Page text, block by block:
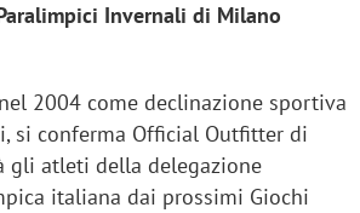
Invernali di Milano
2004 come declinazione sportiva
si conferma Official Outfitter di
gli atleti della delegazione
italiana dai prossimi Giochi